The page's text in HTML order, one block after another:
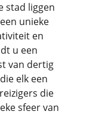
stad liggen
unieke
en
u een
van dertig
elk een
die
sfeer van